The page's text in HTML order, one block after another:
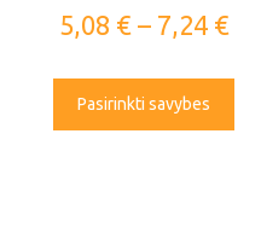
5,08 € – 7,24 €
Pasirinkti savybes